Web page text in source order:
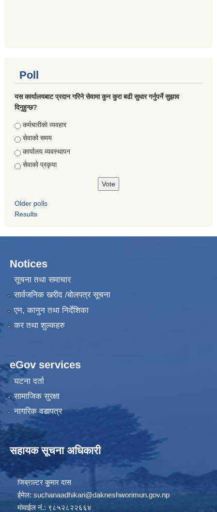
Poll
यस कार्यालयबाट प्रदान गरिने सेवामा कुन कुरा बढी सुधार गर्नुपर्ने सुझाव
दिनुहुन्छ?
Choices
कर्मचारीको व्यवहार
सेवाको समय
कार्यालय व्यवस्थापन
सेवाको प्रकृया
Older polls
Results
Notices
सूचना तथा समाचार
सार्वजनिक खरीद /बोलपत्र सूचना
एन, कानुन तथा निर्देशिका
कर तथा शुल्कहरु
eGov services
घटना दर्ता
सामाजिक सुरक्षा
नागरिक वडापत्र
सहायक सूचना अधिकारी
जिब्राल्टर कुुमार दास
ईमेल: suchanaadhikari@dakneshworimun.gov.np
मोवाईल नं.: ९८५२८२२६६४